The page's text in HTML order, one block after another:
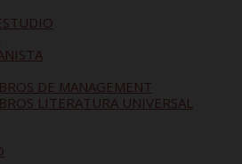
DE MANAGEMENT
LITERATURA UNIVERSAL